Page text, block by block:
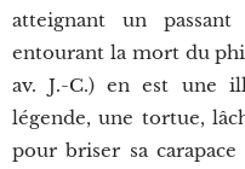
atteignant un
entourant la mort du
av. J.-C.) en est une
légende, une tortue,
pour briser sa